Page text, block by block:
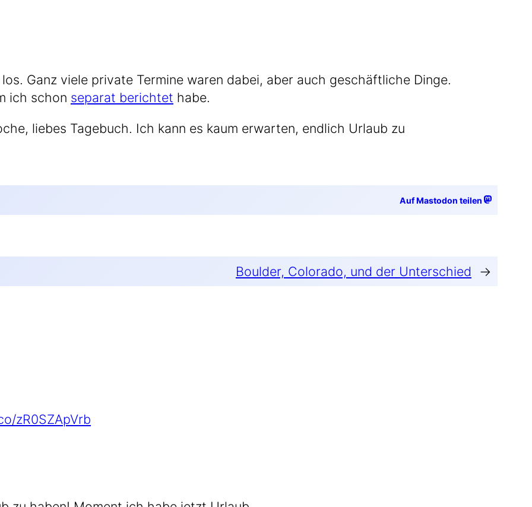
Ganz vie­le pri­va­te Ter­mi­ne waren dabei, aber auch geschäft­li­che Din­ge.
ich schon sepa­rat berich­tet habe.
lie­bes Tage­buch. Ich kann es kaum erwar­ten, end­lich Urlaub zu
Auf Mastodon teilen
Boulder, Colorado, und der Unterschied →
zR0SZApVrb